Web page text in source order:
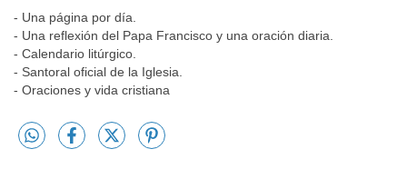
- Una página por día.
- Una reflexión del Papa Francisco y una oración diaria.
- Calendario litúrgico.
- Santoral oficial de la Iglesia.
- Oraciones y vida cristiana